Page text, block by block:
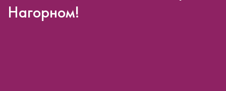
Нагорном!